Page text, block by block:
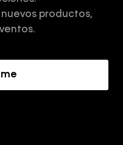
productos,